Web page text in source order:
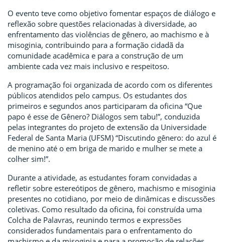
O evento teve como objetivo fomentar espaços de diálogo e
reflexão sobre questões relacionadas à diversidade, ao
enfrentamento das violências de gênero, ao machismo e à
misoginia, contribuindo para a formação cidadã da
comunidade acadêmica e para a construção de um
ambiente cada vez mais inclusivo e respeitoso.
A programação foi organizada de acordo com os diferentes
públicos atendidos pelo campus. Os estudantes dos
primeiros e segundos anos participaram da oficina “Que
papo é esse de Gênero? Diálogos sem tabu!”, conduzida
pelas integrantes do projeto de extensão da Universidade
Federal de Santa Maria (UFSM) “Discutindo gênero: do azul é
de menino até o em briga de marido e mulher se mete a
colher sim!”.
Durante a atividade, as estudantes foram convidadas a
refletir sobre estereótipos de gênero, machismo e misoginia
presentes no cotidiano, por meio de dinâmicas e discussões
coletivas. Como resultado da oficina, foi construída uma
Colcha de Palavras, reunindo termos e expressões
considerados fundamentais para o enfrentamento do